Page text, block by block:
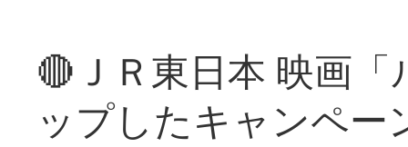
🔴ＪＲ東日本 映画
ップしたキャンペー